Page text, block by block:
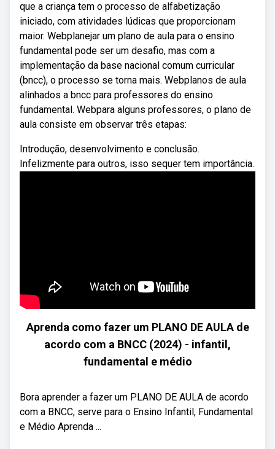
que a criança tem o processo de alfabetização
iniciado, com atividades lúdicas que proporcionam
maior. Webplanejar um plano de aula para o ensino
fundamental pode ser um desafio, mas com a
implementação da base nacional comum curricular
(bncc), o processo se torna mais. Webplanos de aula
alinhados a bncc para professores do ensino
fundamental. Webpara alguns professores, o plano de
aula consiste em observar três etapas:
Introdução, desenvolvimento e conclusão.
Infelizmente para outros, isso sequer tem importância.
Aprenda como fazer um PLANO DE AULA de
acordo com a BNCC (2024) - infantil,
fundamental e médio
Bora aprender a fazer um PLANO DE AULA de acordo
com a BNCC, serve para o Ensino Infantil, Fundamental
e Médio Aprenda ...